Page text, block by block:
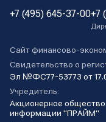
+7 (495) 645-37-00+7
Сайт финансово-
Свидетельство о
Эл №ФС77-53773 от
Учредитель:
Акционерное
информации "ПРАЙМ"